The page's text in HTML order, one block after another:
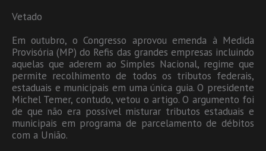
Vetado
Em outubro, o Congresso aprovou emenda à Medida
Provisória (MP) do Refis das grandes empresas incluindo
aquelas que aderem ao Simples Nacional, regime que
permite recolhimento de todos os tributos federais,
estaduais e municipais em uma única guia. O presidente
Michel Temer, contudo, vetou o artigo. O argumento foi
de que não era possível misturar tributos estaduais e
municipais em programa de parcelamento de débitos
com a União.